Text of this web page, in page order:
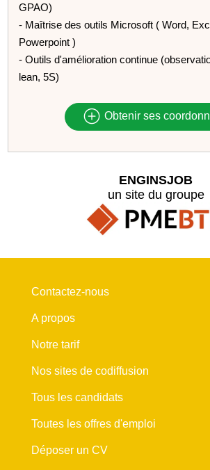
GPAO)
- Maîtrise des outils Microsoft ( Word,
Powerpoint )
- Outils d'amélioration continue
lean, 5S)
Obtenir ses
ENGINSJOB
un site du groupe
Contactez-nous
A propos
Notre tarif
Nos sites de codiffusion
Tous les candidats
Toutes les offres d'emploi
Déposer un CV